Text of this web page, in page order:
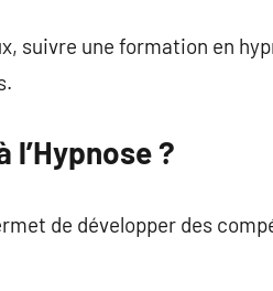
suivre une formation en
l’Hypnose ?
de développer des